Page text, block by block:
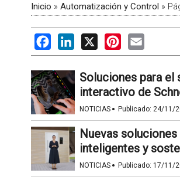
Inicio » Automatización y Control »
FacebookLinkedIn
X PinterestEmail
Soluciones para
interactivo de
NOTICIAS · Publicado: 24/11/
Nuevas
inteligentes y
NOTICIAS · Publicado: 17/11/